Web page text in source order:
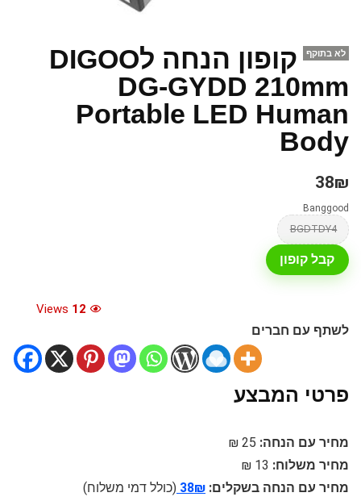
לא בתוקף
קופון הנחה לDIGOO
DG-GYDD 210mm
Portable LED Human
Body
38₪
Banggood
BGDTDY4
קבל קופון
12
לשתף עם חברים
פרטי המבצע
מחיר עם הנחה: 25 ₪
מחיר משלוח: 13 ₪
מחיר עם הנחה בשקלים: 38₪ (כולל דמי משלוח)